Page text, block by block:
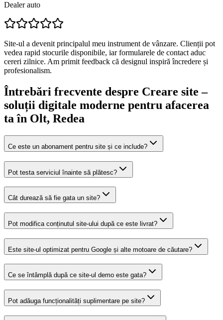
Dealer auto
Site-ul a devenit principalul meu instrument de vânzare. Clienții pot
vedea rapid stocurile disponibile, iar formularele de contact aduc
cereri zilnice. Am primit feedback că designul inspiră încredere și
profesionalism.
Întrebări frecvente despre Creare site –
soluții digitale moderne pentru afacerea
ta în Olt, Redea
Ce este un abonament pentru site și ce include?
Pot testa serviciul înainte să plătesc?
Cât durează să fie gata un site?
Pot modifica conținutul site-ului după ce este livrat?
Este site-ul optimizat pentru Google și alte motoare de căutare?
Ce se întâmplă după ce site-ul demo este gata?
Pot adăuga funcționalități suplimentare pe site?